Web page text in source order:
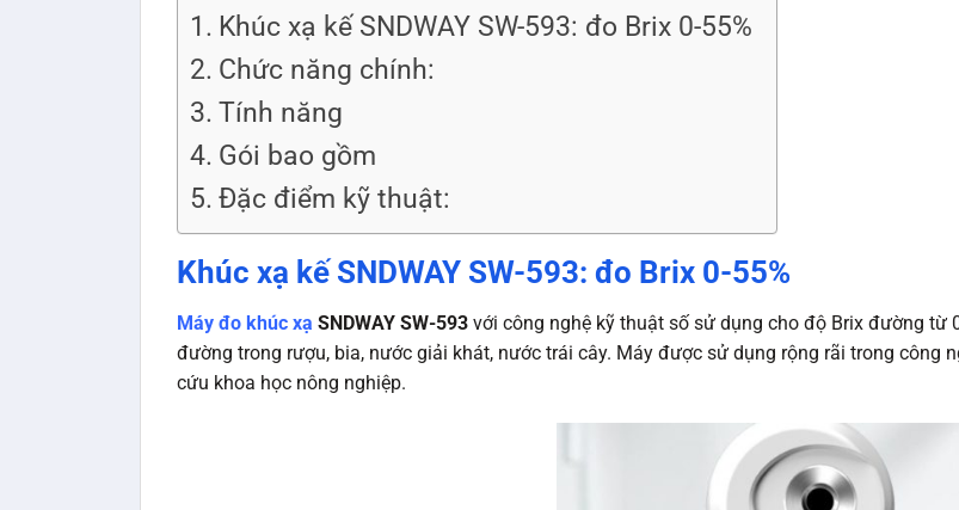
Khúc xạ kế SNDWAY SW-593: đo Brix 0-55%
Chức năng chính:
Tính năng
Gói bao gồm
Đặc điểm kỹ thuật:
Khúc xạ kế SNDWAY SW-593: đo Brix 0-55%
Máy đo khúc xạ SNDWAY SW-593 với công nghệ kỹ thuật số sử dụng cho độ Brix đường từ
đường trong rượu, bia, nước giải khát, nước trái cây. Máy được sử dụng rộng rãi trong công
cứu khoa học nông nghiệp.